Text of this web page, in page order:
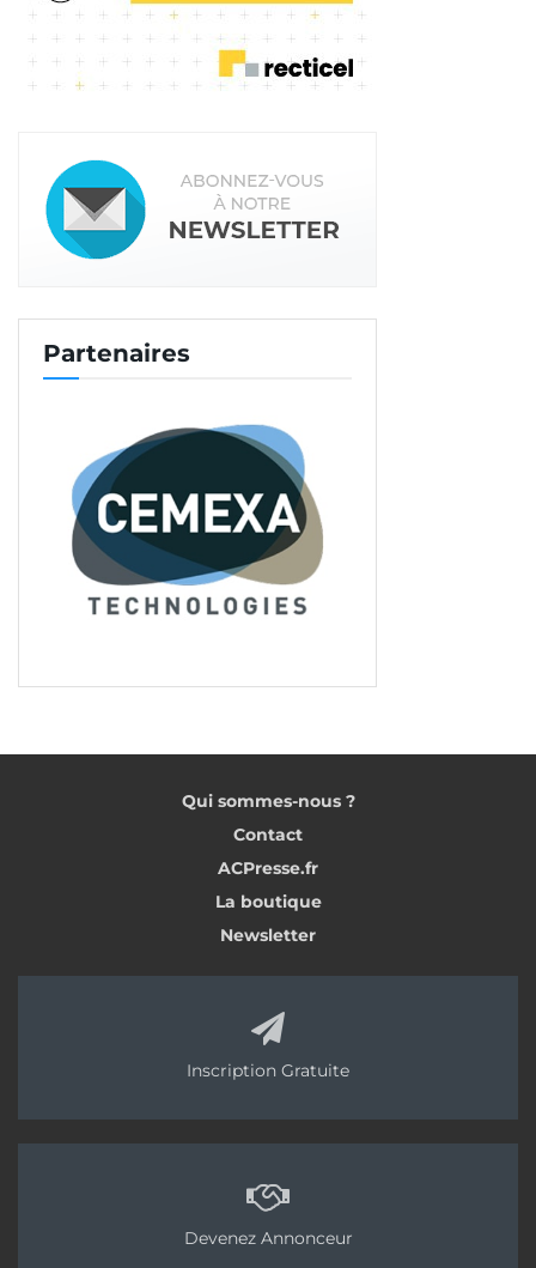
Partenaires
Qui sommes-nous ?
Contact
ACPresse.fr
La boutique
Newsletter
Inscription Gratuite
Devenez Annonceur